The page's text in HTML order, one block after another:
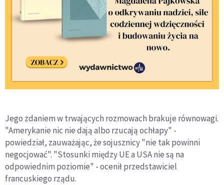
Jego zdaniem w trwających rozmowach brakuje równowagi.
"Amerykanie nic nie dają albo rzucają ochłapy" -
powiedział, zauważając, że sojusznicy "nie tak powinni
negocjować". "Stosunki między UE a USA nie są na
odpowiednim poziomie" - ocenił przedstawiciel
francuskiego rządu.